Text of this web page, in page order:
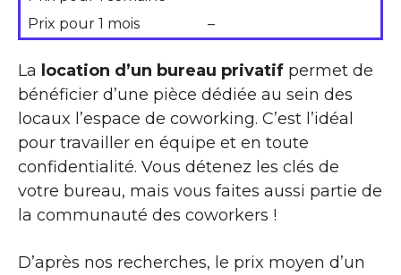
Prix pour 1 mois
–
La location d’un bureau privatif permet de
bénéficier d’une pièce dédiée au sein des
locaux l’espace de coworking. C’est l’idéal
pour travailler en équipe et en toute
confidentialité. Vous détenez les clés de
votre bureau, mais vous faites aussi partie de
la communauté des coworkers !
D’après nos recherches, le prix moyen d’un